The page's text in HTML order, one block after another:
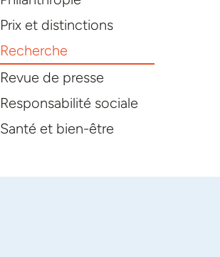
Prix et distinctions
Recherche
Revue de presse
Responsabilité sociale
Santé et bien-être